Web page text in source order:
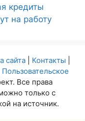
кредиты
на работу
сайта| Контакты
Пользовательское
Все права
только с
на источник.